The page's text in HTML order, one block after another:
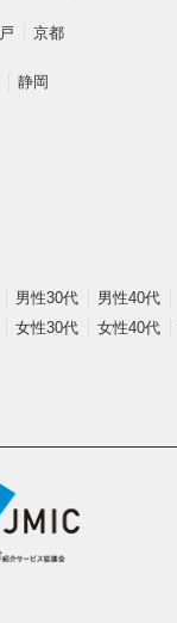
京都
静岡
男性30代 男性40代
女性30代 女性40代